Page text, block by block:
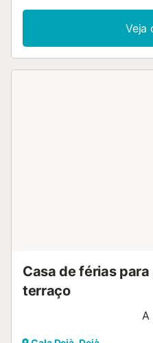
madeira expostas, paredes
com portas francesas que
exteriores. Podem sair para
terraço descoberto, onde a
Veja
Casa de férias
terraço
A